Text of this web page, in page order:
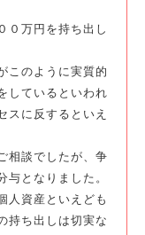
０万円を持ち出し
このように実質的
しているといわれ
スに反するといえ
相談でしたが、争
与となりました。
人資産といえども
持ち出しは切実な